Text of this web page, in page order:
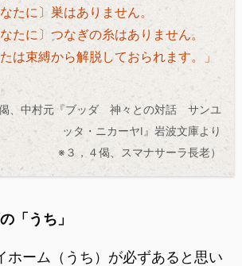
たに〕巣はありません。
たに〕つなぎの糸はありません。
は束縛から解脱しておられます。」
偈、中村元『ブッダ 神々との対話 サンユ
ッタ・ニカーヤⅠ』岩波文庫より
※３，４偈、スマナサーラ長老）
「うち」
ホーム（うち）が必ずあると思い